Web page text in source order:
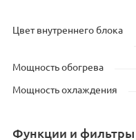
Цвет внутреннего блока
Мощность обогрева
Мощность охлаждения
Функции и фильтры